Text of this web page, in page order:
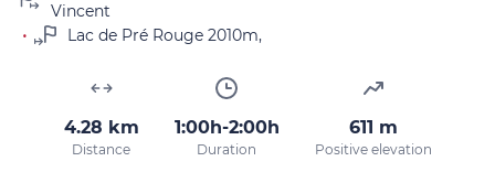
By entering your email address, you agree to
with our
privacy policy.
Vincent
• Lac de Pré Rouge 2010m,
4.28 km
Distance
1:00h-2:00h
Duration
611 m
Positive elevation